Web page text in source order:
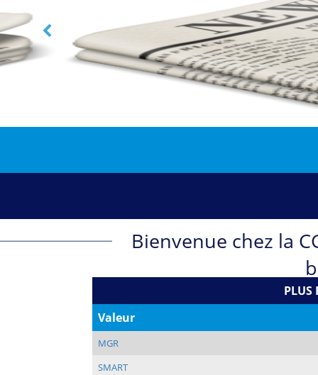
Bienvenue chez la
PLUS
Valeur
MGR
SMART